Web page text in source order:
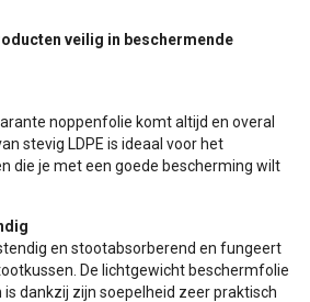
veilig in beschermende
noppenfolie komt altijd en overal
stevig LDPE is ideaal voor het
die je met een goede bescherming wilt
en stootabsorberend en fungeert
De lichtgewicht beschermfolie
dankzij zijn soepelheid zeer praktisch